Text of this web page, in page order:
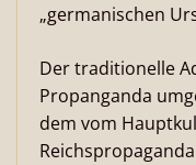
„germanischen
Der traditionelle
Propanganda
dem vom